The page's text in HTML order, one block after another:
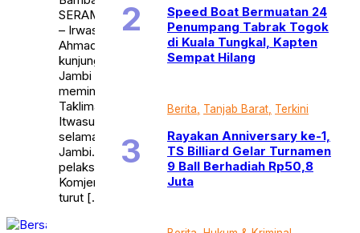
SERAMBIJAMBI.ID, JAMBI
– Irwasum Polri Komjen Pol
Ahmad Dhofiri melakukan
kunjungan kerja ke Provinsi
Jambi dalam rangka
memimpin langsung
Taklimat Akhir Audit kinerja
Itwasum Polri Tahun 2023
selama dua hari di Polda
Jambi. Disela-sela
pelaksanaan Irwasum Polri
Komjen Pol Ahmad Dhofiri
turut […]
Speed Boat Bermuatan 24
Penumpang Tabrak Togok
di Kuala Tungkal, Kapten
Sempat Hilang
Berita Tanjab Barat Terkini
Rayakan Anniversary ke-1,
TS Billiard Gelar Turnamen
9 Ball Berhadiah Rp50,8
Juta